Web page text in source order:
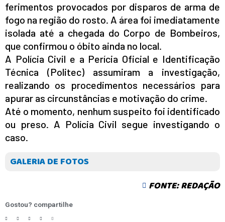
ferimentos provocados por disparos de arma de
fogo na região do rosto. A área foi imediatamente
isolada até a chegada do Corpo de Bombeiros,
que confirmou o óbito ainda no local.
A Polícia Civil e a Perícia Oficial e Identificação
Técnica (Politec) assumiram a investigação,
realizando os procedimentos necessários para
apurar as circunstâncias e motivação do crime.
Até o momento, nenhum suspeito foi identificado
ou preso. A Polícia Civil segue investigando o
caso.
GALERIA DE FOTOS
FONTE: REDAÇÃO
Gostou? compartilhe